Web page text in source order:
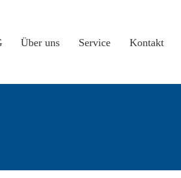
Über uns Service Kontakt